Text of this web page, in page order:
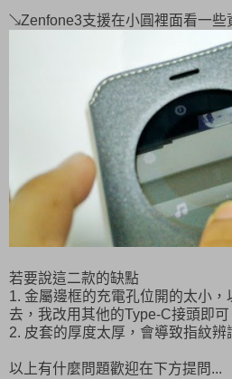
↘Zenfone3支援在小圓裡面看一些
若要說這二款的缺點
1. 金屬邊框的充電孔位開的太小
去，我改用其他的Type-C接頭即可
2. 皮套的厚度太厚，會導致指紋
以上有什麼問題歡迎在下方提問...